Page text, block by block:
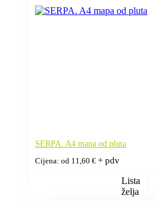
SERPA. A4 mapa od pluta
Cijena: od 11,60 € + pdv
Lista
želja